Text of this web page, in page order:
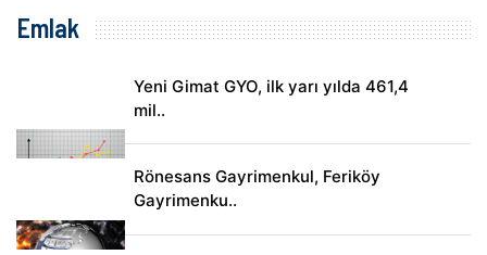
Emlak
Yeni Gimat GYO, ilk yarı yılda 461,4
mil..
Rönesans Gayrimenkul, Feriköy
Gayrimenku..